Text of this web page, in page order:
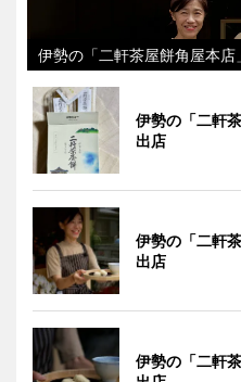
伊勢の「二軒茶屋餅角屋本
伊勢の「二軒
出店
伊勢の「二軒
出店
伊勢の「二軒